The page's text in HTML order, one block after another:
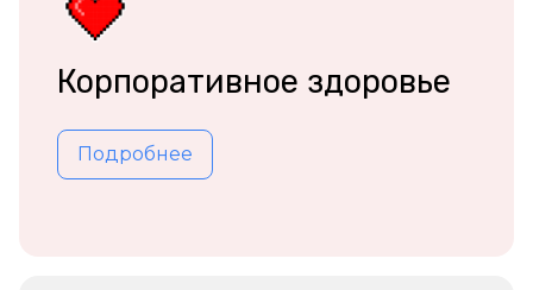
Корпоративное здоровье
Подробнее